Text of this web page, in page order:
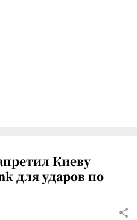
Киеву
для ударов по